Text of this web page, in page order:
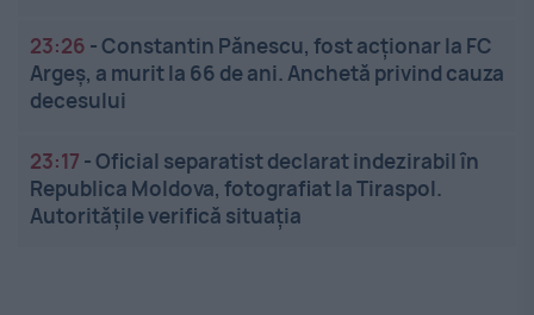
23:26 -Constantin Pănescu, fost acționar la FC
Argeș, a murit la 66 de ani. Anchetă privind cauza
decesului
23:17 -Oficial separatist declarat indezirabil în
Republica Moldova, fotografiat la Tiraspol.
Autoritățile verifică situația